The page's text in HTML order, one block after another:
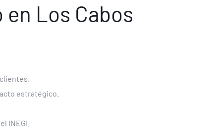
Los Cabos
estratégico.
INEGI.